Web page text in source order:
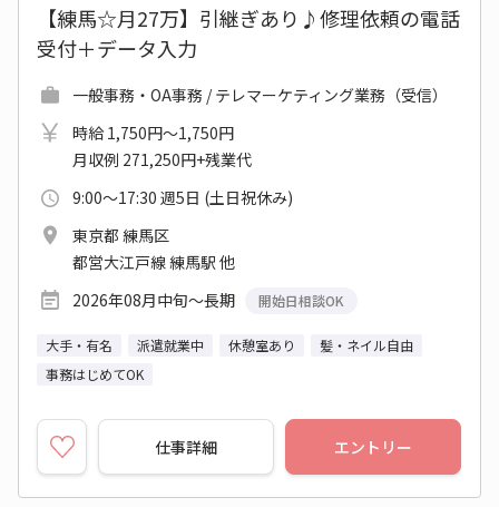
【練馬☆月27万】引継ぎあり♪修理依頼の電話
受付＋データ入力
一般事務・OA事務 / テレマーケティング業務（受信）
時給 1,750円～1,750円
月収例 271,250円+残業代
9:00～17:30 週5日 (土日祝休み)
東京都 練馬区
都営大江戸線 練馬駅 他
2026年08月中旬～長期
開始日相談OK
大手・有名 派遣就業中 休憩室あり
髪・ネイル自由
事務はじめてOK
仕事詳細 エントリー